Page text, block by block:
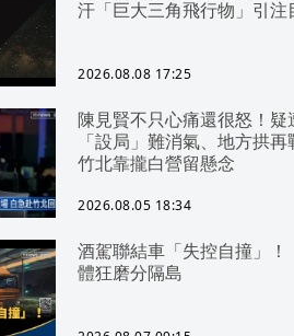
汗「巨大三角飛行物」引注
2026.08.08 17:25
陳見賢不只心痛還很怒！疑
「設局」難消氣、地方拱
竹北靠攏白營留懸念
2026.08.05 18:34
酒駕聯結車「失控自撞」
體狂磨分隔島